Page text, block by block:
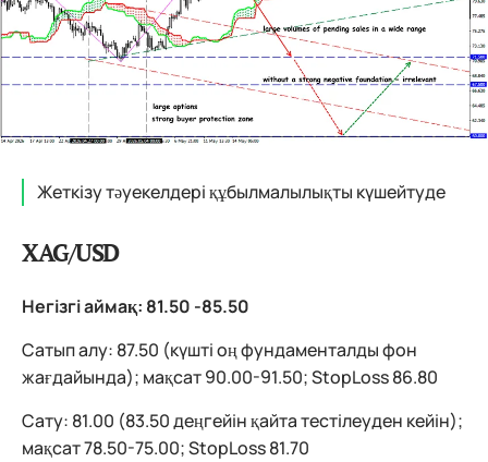
Жеткізу тәуекелдері құбылмалылықты күшейтуде
XAG/USD
Негізгі аймақ: 81.50 -85.50
Сатып алу: 87.50 (күшті оң фундаменталды фон
жағдайында); мақсат 90.00-91.50; StopLoss 86.80
Сату: 81.00 (83.50 деңгейін қайта тестілеуден кейін);
мақсат 78.50-75.00; StopLoss 81.70